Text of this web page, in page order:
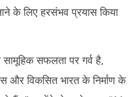
के लिए हरसंभव प्रयास किया
सामूहिक सफलता पर गर्व है,
और विकसित भारत के निर्माण के